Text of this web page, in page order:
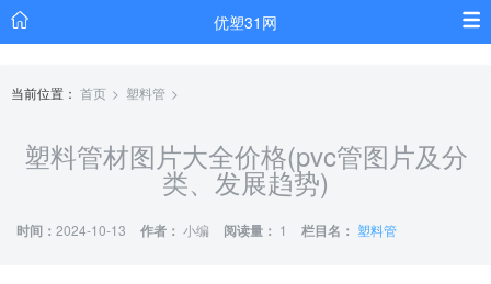
优塑31网
当前位置： 首页 塑料管
塑料管材图片大全价格(pvc管图片及分
类、发展趋势)
时间： 2024-10-13 作者： 小编 阅读量： 1 栏目名： 塑料管